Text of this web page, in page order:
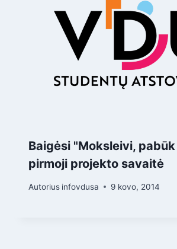
Baigėsi "Moksleivi,
pirmoji projekto savaitė
Autorius infovdusa 9 kovo, 2014